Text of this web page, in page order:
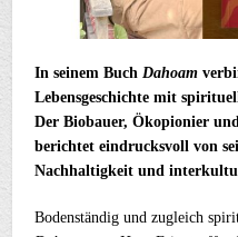
In seinem BuchDahoam
Lebensgeschichte mit
Der Biobauer, Ökopionier
berichtet eindrucksvoll von
Nachhaltigkeit und
Bodenständig und zugleich